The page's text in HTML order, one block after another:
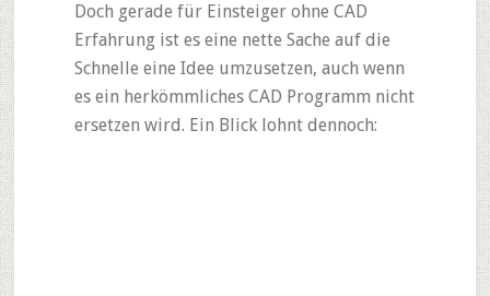
Doch gerade für Einsteiger ohne CAD
Erfahrung ist es eine nette Sache auf die
Schnelle eine Idee umzusetzen, auch wenn
es ein herkömmliches CAD Programm nicht
ersetzen wird. Ein Blick lohnt dennoch: